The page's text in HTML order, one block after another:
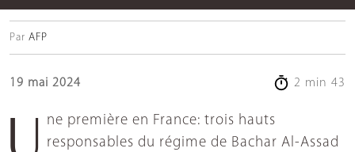
Par AFP
19 mai 2024 2 min 43
responsables du régime de Bachar Al-Assad